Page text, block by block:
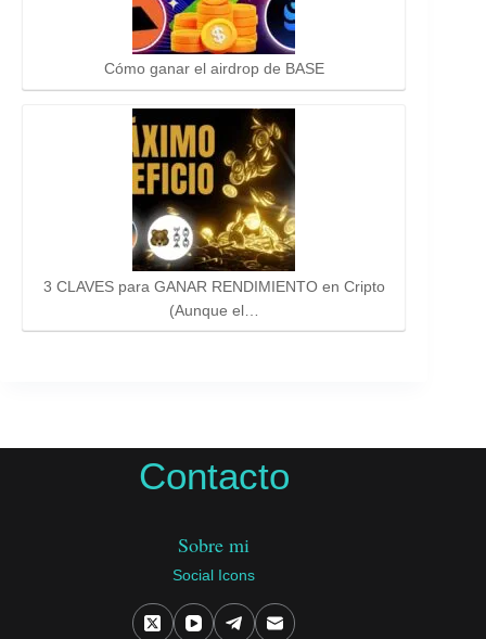
Cómo ganar el airdrop de BASE
3 CLAVES para GANAR RENDIMIENTO en Cripto
(Aunque el…
Contacto
Sobre mi
Social Icons